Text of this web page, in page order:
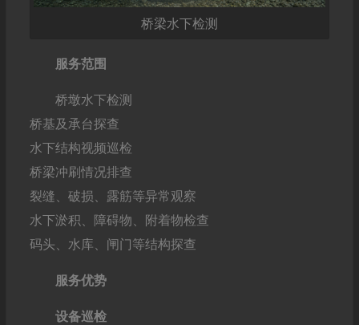
桥梁水下检测
服务范围
桥墩水下检测
桥基及承台探查
水下结构视频巡检
桥梁冲刷情况排查
裂缝、破损、露筋等异常观察
水下淤积、障碍物、附着物检查
码头、水库、闸门等结构探查
服务优势
设备巡检